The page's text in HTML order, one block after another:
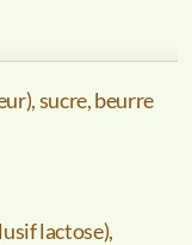
sucre, beurre
lactose),